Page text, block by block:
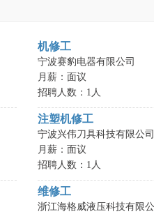
机修工
宁波赛豹电器有限公司
月薪：面议
招聘人数：1人
注塑机修工
宁波兴伟刀具科技有限公司
月薪：面议
招聘人数：1人
维修工
浙江海格威液压科技有限